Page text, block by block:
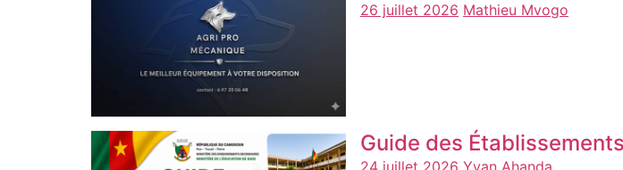
26 juillet 2026 Mathieu Mvogo
Guide des